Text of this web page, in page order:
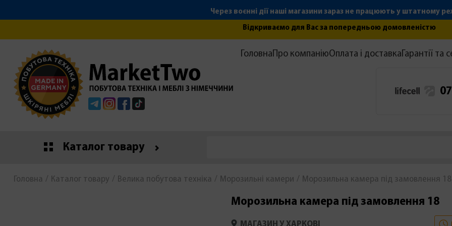
Через воєнні дії наші магазини зараз не працюють у штатному
Відкриваємо для Вас за попередньою домовленістю
TelegramInstagramFacebook
ГоловнаПро компаніюОплата і доставкаГарантії та
Каталог товару
Головна Каталог товару Велика побутова техніка Морозильні камери Морозильна камера під замовлення 18
Морозильна камера під замовлення 18